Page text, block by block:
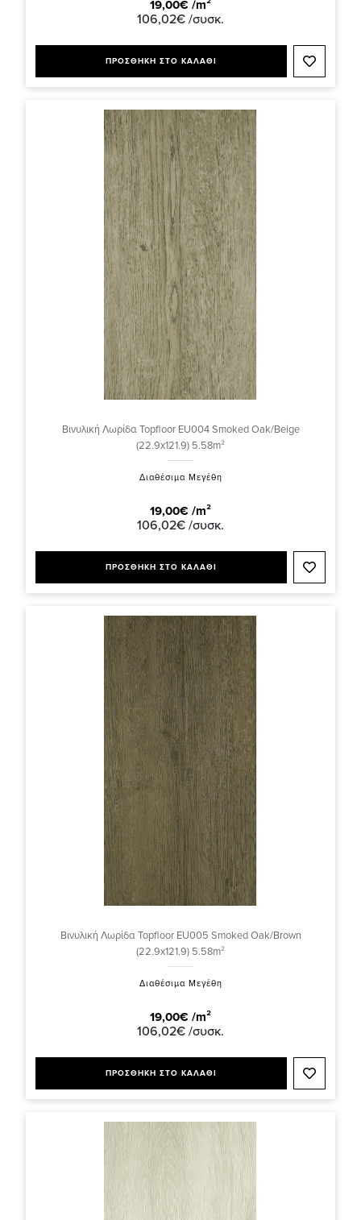
19,00€ /m²
106,02€ /συσκ.
ΠΡΟΣΘΗΚΗ ΣΤΟ ΚΑΛΑΘΙ
Βινυλική Λωρίδα Topfloor EU004 Smoked Oak/Beige
(22.9x121.9) 5.58m²
Διαθέσιμα Μεγέθη
19,00€ /m²
106,02€ /συσκ.
ΠΡΟΣΘΗΚΗ ΣΤΟ ΚΑΛΑΘΙ
Βινυλική Λωρίδα Topfloor EU005 Smoked Oak/Brown
(22.9x121.9) 5.58m²
Διαθέσιμα Μεγέθη
19,00€ /m²
106,02€ /συσκ.
ΠΡΟΣΘΗΚΗ ΣΤΟ ΚΑΛΑΘΙ